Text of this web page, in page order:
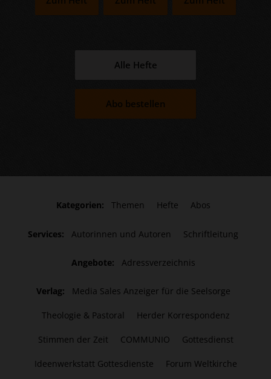
Alle Hefte
Abo bestellen
Kategorien: Themen Hefte Abos
Services: Autorinnen und Autoren Schriftleitung
Angebote: Adressverzeichnis
Verlag: Media Sales Anzeiger für die Seelsorge
Theologie & Pastoral Herder Korrespondenz
Stimmen der Zeit COMMUNIO Gottesdienst
Ideenwerkstatt Gottesdienste Forum Weltkirche